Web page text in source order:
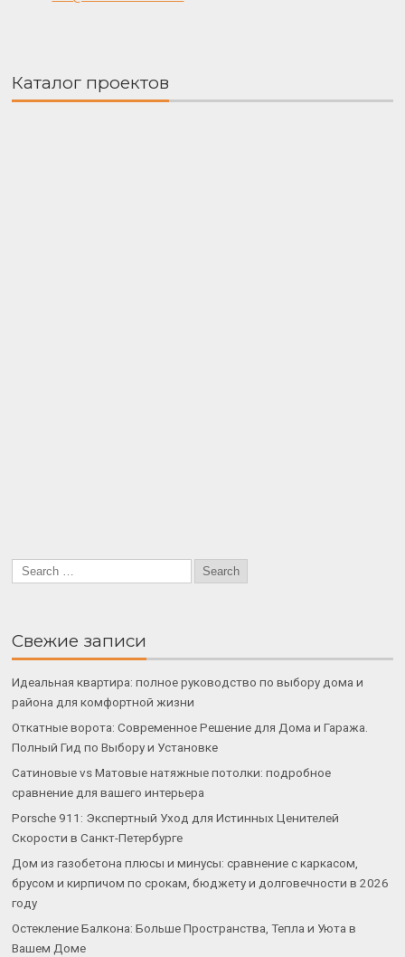
Каталог проектов
Свежие записи
Идеальная квартира: полное руководство по выбору дома и
района для комфортной жизни
Откатные ворота: Современное Решение для Дома и Гаража.
Полный Гид по Выбору и Установке
Сатиновые vs Матовые натяжные потолки: подробное
сравнение для вашего интерьера
Porsche 911: Экспертный Уход для Истинных Ценителей
Скорости в Санкт-Петербурге
Дом из газобетона плюсы и минусы: сравнение с каркасом,
брусом и кирпичом по срокам, бюджету и долговечности в 2026
году
Остекление Балкона: Больше Пространства, Тепла и Уюта в
Вашем Доме